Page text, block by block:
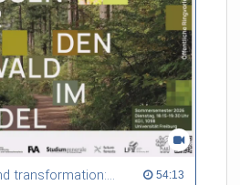
Between tradition and transformation: how owners, advisers and institutions co-create knowledge for resilient forests in Europe 54:13